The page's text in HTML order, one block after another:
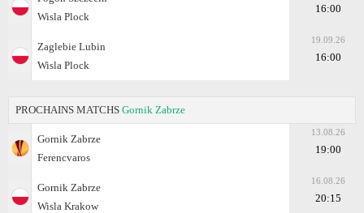
Wisla Plock
16:00
Zaglebie Lubin
Wisla Plock
19.09.26
16:00
PROCHAINS MATCHS Gornik Zabrze
Gornik Zabrze
Ferencvaros
13.08.26
19:00
Gornik Zabrze
Wisla Krakow
16.08.26
20:15